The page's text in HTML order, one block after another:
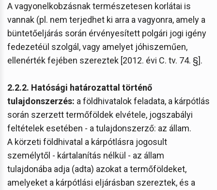
A vagyonelkobzásnak természetesen korlátai is
vannak (pl. nem terjedhet ki arra a vagyonra, amely a
büntetőeljárás során érvényesített polgári jogi igény
fedezetéül szolgál, vagy amelyet jóhiszeműen,
ellenérték fejében szereztek [2012. évi C. tv. 74. §].
2.2.2. Hatósági határozattal történő
tulajdonszerzés: a földhivatalok feladata, a kárpótlás
során szerzett termőföldek elvétele, jogszabályi
feltételek esetében - a tulajdonszerző: az állam.
A körzeti földhivatal a kárpótlásra jogosult
személytől - kártalanítás nélkül - az állam
tulajdonába adja (adta) azokat a termőföldeket,
amelyeket a kárpótlási eljárásban szereztek, és a